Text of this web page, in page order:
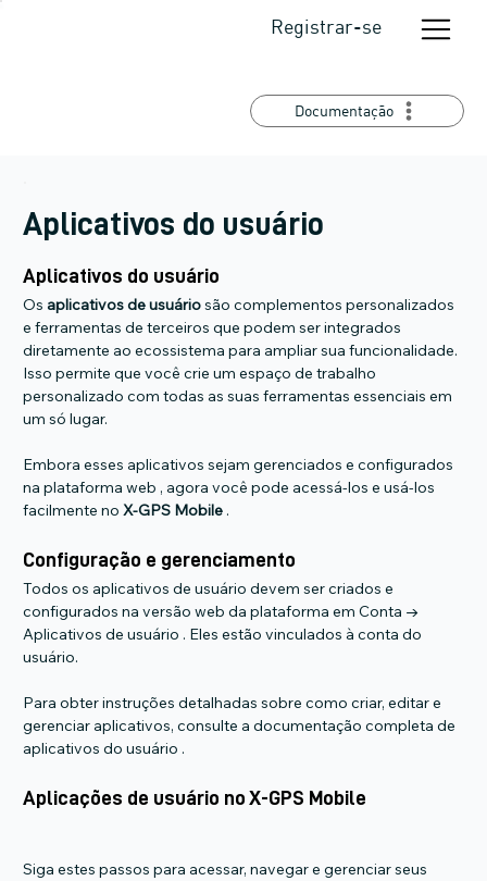
Documentação
Registrar-se
Aplicativos do usuário
Aplicativos do usuário
Os aplicativos de usuário são complementos personalizados
e ferramentas de terceiros que podem ser integrados
diretamente ao ecossistema para ampliar sua funcionalidade.
Isso permite que você crie um espaço de trabalho
personalizado com todas as suas ferramentas essenciais em
um só lugar.
Embora esses aplicativos sejam gerenciados e configurados
na plataforma web , agora você pode acessá-los e usá-los
facilmente no X-GPS Mobile .
Configuração e gerenciamento
Todos os aplicativos de usuário devem ser criados e
configurados na versão web da plataforma em Conta →
Aplicativos de usuário . Eles estão vinculados à conta do
usuário.
Para obter instruções detalhadas sobre como criar, editar e
gerenciar aplicativos, consulte a documentação completa de
aplicativos do usuário .
Aplicações de usuário no X-GPS Mobile
Siga estes passos para acessar, navegar e gerenciar seus